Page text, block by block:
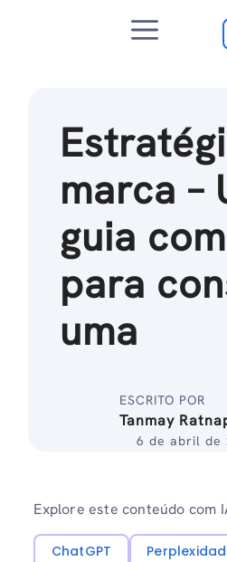
Menu
marca –
guia
para
uma
ESCRITO POR
Tanmay
6 de abril de
Explore este conteúdo com
ChatGPT